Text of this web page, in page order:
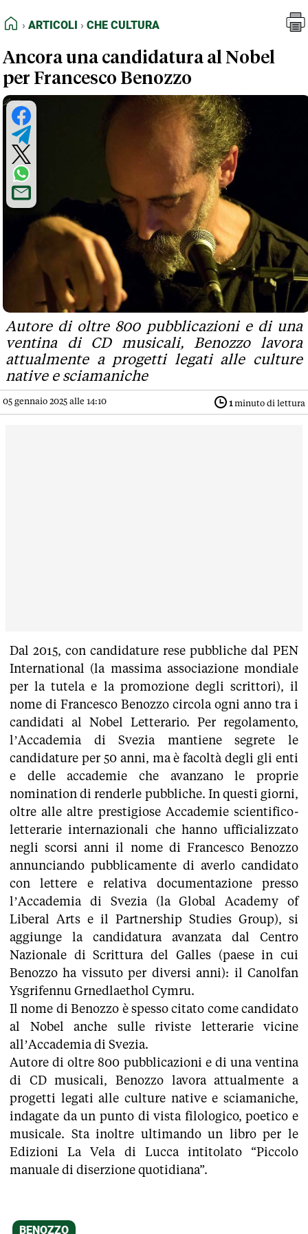
FEED RSS
NORMATIVE DEONTOLOGICHE
TERMINI e CONDIZIONI
Articoli
Che Cultura
HOME
ARTICOLI CHE CULTURA
Ancora una candidatura al Nobel
per Francesco Benozzo
Autore di oltre 800 pubblicazioni e di una
ventina di CD musicali, Benozzo lavora
attualmente a progetti legati alle culture
native e sciamaniche
05 gennaio 2025 alle 14:10 1 minuto di lettura
Dal 2015, con candidature rese pubbliche dal PEN
International (la massima associazione mondiale
per la tutela e la promozione degli scrittori), il
nome di Francesco Benozzo circola ogni anno tra i
candidati al Nobel Letterario. Per regolamento,
l’Accademia di Svezia mantiene segrete le
candidature per 50 anni, ma è facoltà degli gli enti
e delle accademie che avanzano le proprie
nomination di renderle pubbliche. In questi giorni,
oltre alle altre prestigiose Accademie scientifico-
letterarie internazionali che hanno ufficializzato
negli scorsi anni il nome di Francesco Benozzo
annunciando pubblicamente di averlo candidato
con lettere e relativa documentazione presso
l’Accademia di Svezia (la Global Academy of
Liberal Arts e il Partnership Studies Group), si
aggiunge la candidatura avanzata dal Centro
Nazionale di Scrittura del Galles (paese in cui
Benozzo ha vissuto per diversi anni): il Canolfan
Ysgrifennu Grnedlaethol Cymru.
Il nome di Benozzo è spesso citato come candidato
al Nobel anche sulle riviste letterarie vicine
all’Accademia di Svezia.
Autore di oltre 800 pubblicazioni e di una ventina
di CD musicali, Benozzo lavora attualmente a
progetti legati alle culture native e sciamaniche,
indagate da un punto di vista filologico, poetico e
musicale. Sta inoltre ultimando un libro per le
Edizioni La Vela di Lucca intitolato “Piccolo
manuale di diserzione quotidiana”.